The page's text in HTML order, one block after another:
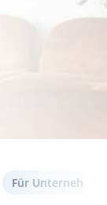
Für Unternehmen